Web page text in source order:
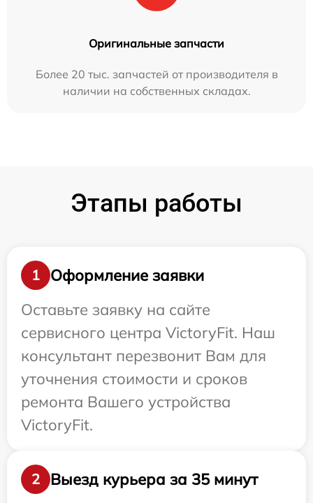
Оригинальные запчасти
Более 20 тыс. запчастей от производителя в
наличии на собственных складах.
Этапы работы
1
Оформление заявки
Оставьте заявку на сайте
сервисного центра VictoryFit. Наш
консультант перезвонит Вам для
уточнения стоимости и сроков
ремонта Вашего устройства
VictoryFit.
2 Выезд курьера за 35 минут